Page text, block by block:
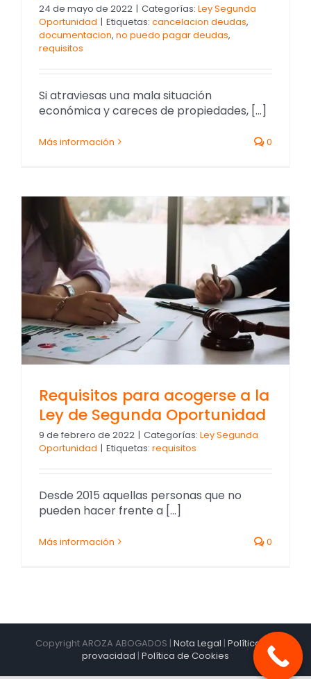
24 de mayo de 2022 | Categorías: Ley Segunda
Oportunidad | Etiquetas: cancelacion deudas,
documentacion, no puedo pagar deudas,
requisitos
Si atraviesas una mala situación
económica y careces de propiedades, [...]
Más información 0
Requisitos para acogerse a la
Ley de Segunda Oportunidad
9 de febrero de 2022 | Categorías: Ley Segunda
Oportunidad | Etiquetas: requisitos
Desde 2015 aquellas personas que no
pueden hacer frente a [...]
Más información 0
Copyright AROZA ABOGADOS | Nota Legal | Política de
provacidad | Política de Cookies